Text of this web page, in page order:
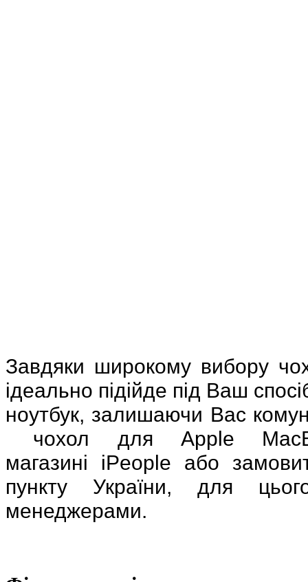
Завдяки широкому вибору
ідеально підійде під Ваш
ноутбук, залишаючи Вас
чохол для Apple
магазині iPeople або
пункту України, для
менеджерами.